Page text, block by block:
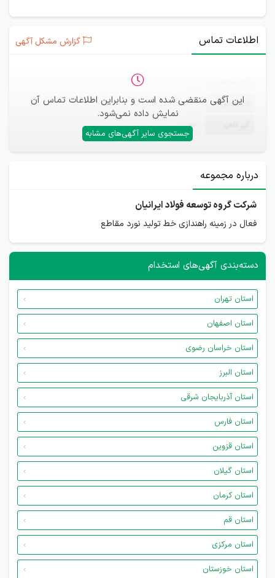
اطلاعات تماس گزارش مشکل آگهی
این آگهی منقضی شده است و بنابراین اطلاعات تماس آن
نمایش داده نمی‌شود.
جستجوی سایر آگهی‌های مشابه
ایمیل —
—
درباره مجموعه
شرکت گروه توسعه فولاد ایرانیان
فعال در زمینه راهندازی خط تولید نورد مقاطع
دسته‌بندی آگهی‌های استخدام
استان تهران
استان اصفهان
استان خراسان رضوی
استان البرز
استان آذربایجان شرقی
استان فارس
استان قزوین
استان گیلان
استان کرمان
استان قم
استان مرکزی
استان خوزستان